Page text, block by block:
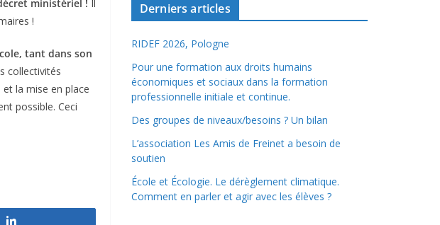
ministériel ! Il
!
tant dans son
collectivités
et la mise en place
possible. Ceci
Derniers articles
RIDEF 2026, Pologne
Pour une formation aux droits humains
économiques et sociaux dans la formation
professionnelle initiale et continue.
Des groupes de niveaux/besoins ? Un bilan
L’association Les Amis de Freinet a besoin de
soutien
École et Écologie. Le dérèglement climatique.
Comment en parler et agir avec les élèves ?